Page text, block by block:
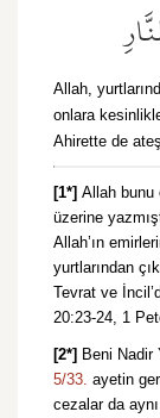
Allah,
onlara
Ahirette de
[1*] Allah bunu
üzerine
Allah’ın
yurtlarından
Tevrat ve
20:23-24, 1
[2*] Beni Nadir
5/33. ayetin
cezalar da